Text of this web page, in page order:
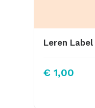
Leren
€ 1,00